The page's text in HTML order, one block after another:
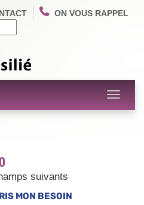
ON VOUS RAPPEL
Toggle
suivants